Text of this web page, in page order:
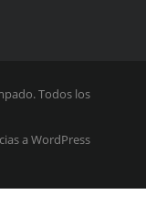
Todos los
a WordPress